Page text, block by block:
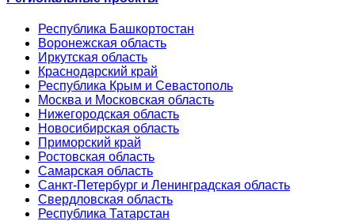
Республика Башкортостан
Воронежская область
Иркутская область
Краснодарский край
Республика Крым и Севастополь
Москва и Московская область
Нижегородская область
Новосибирская область
Приморский край
Ростовская область
Самарская область
Санкт-Петербург и Ленинградская область
Свердловская область
Республика Татарстан